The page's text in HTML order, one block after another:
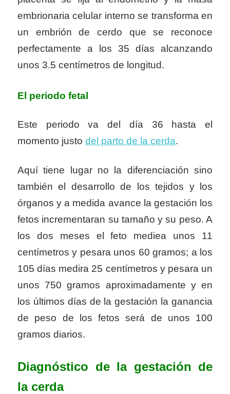
embrionaria celular interno se transforma en
un embrión de cerdo que se reconoce
perfectamente a los 35 días alcanzando
unos 3.5 centímetros de longitud.
El periodo fetal
Este periodo va del día 36 hasta el
momento justo del parto de la cerda.
Aquí tiene lugar no la diferenciación sino
también el desarrollo de los tejidos y los
órganos y a medida avance la gestación los
fetos incrementaran su tamaño y su peso. A
los dos meses el feto mediea unos 11
centímetros y pesara unos 60 gramos; a los
105 días medira 25 centímetros y pesara un
unos 750 gramos aproximadamente y en
los últimos días de la gestación la ganancia
de peso de los fetos será de unos 100
gramos diarios.
Diagnóstico de la gestación de
la cerda